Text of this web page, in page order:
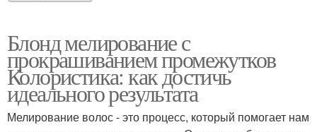
Блонд мелирование с
прокрашиванием промежутков
Колористика: как достичь
идеального результата
Мелирование волос - это процесс, который помогает нам